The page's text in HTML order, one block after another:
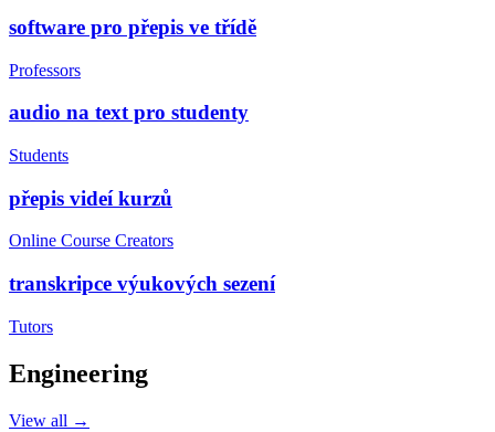
software pro přepis ve třídě
Professors
audio na text pro studenty
Students
přepis videí kurzů
Online Course Creators
transkripce výukových sezení
Tutors
Engineering
View all →